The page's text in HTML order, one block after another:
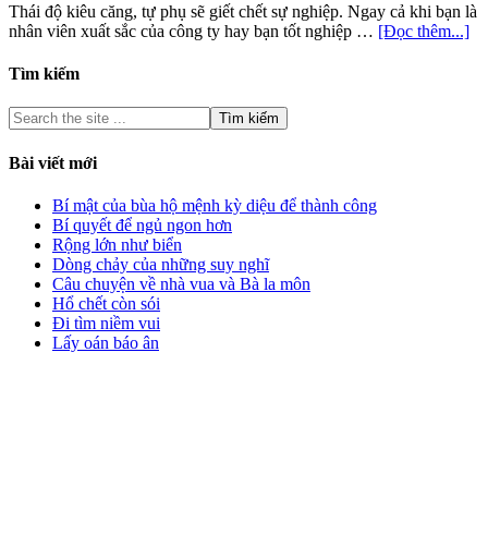
Thái độ kiêu căng, tự phụ sẽ giết chết sự nghiệp. Ngay cả khi bạn là
nhân viên xuất sắc của công ty hay bạn tốt nghiệp … [Đọc thêm...]
Tìm kiếm
Bài viết mới
Bí mật của bùa hộ mệnh kỳ diệu để thành công
Bí quyết để ngủ ngon hơn
Rộng lớn như biển
Dòng chảy của những suy nghĩ
Câu chuyện về nhà vua và Bà la môn
Hổ chết còn sói
Đi tìm niềm vui
Lấy oán báo ân